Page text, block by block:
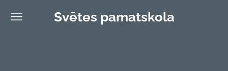
Svētes pamatskola